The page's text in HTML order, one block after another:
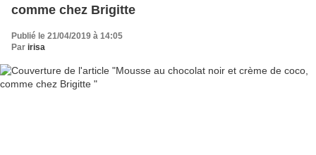
comme chez Brigitte
Publié le 21/04/2019 à 14:05
Par irisa